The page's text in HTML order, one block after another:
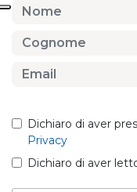
Dichiaro di aver
Privacy
Dichiaro di aver